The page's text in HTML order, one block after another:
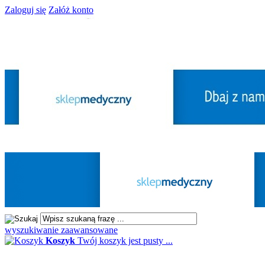
Zaloguj się Załóż konto
wyszukiwanie zaawansowane
Koszyk Twój koszyk jest pusty ...